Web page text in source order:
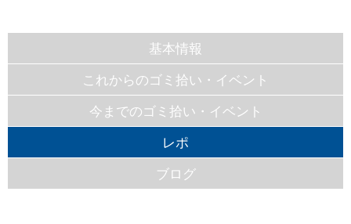
基本情報
これからのゴミ拾い・イベント
今までのゴミ拾い・イベント
レポ
ブログ